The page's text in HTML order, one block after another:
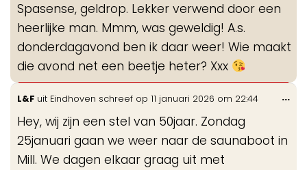
Spasense, geldrop. Lekker verwend door een
heerlijke man. Mmm, was geweldig! A.s.
donderdagavond ben ik daar weer! Wie maakt
die avond net een beetje heter? Xxx
L&F uit Eindhoven schreef op 11 januari 2026 om 22:44
Hey, wij zijn een stel van 50jaar. Zondag
25januari gaan we weer naar de saunaboot in
Mill. We dagen elkaar graag uit met
...